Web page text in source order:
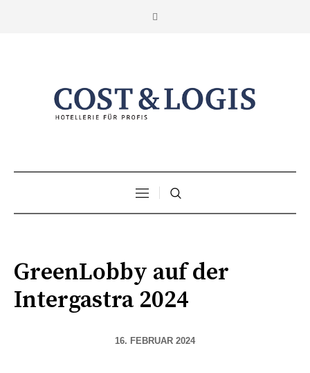
GreenLobby auf der
Intergastra 2024
16. FEBRUAR 2024